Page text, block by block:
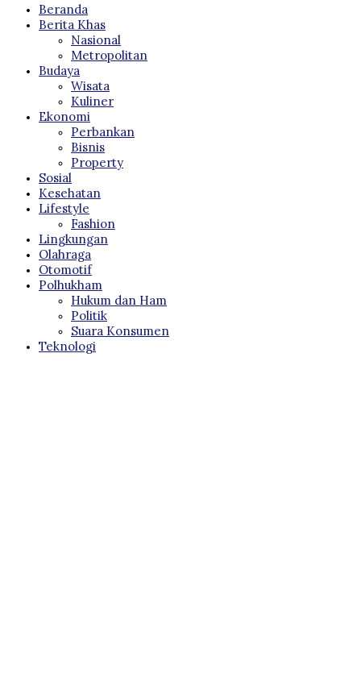
Beranda
Berita Khas
Nasional
Metropolitan
Budaya
Wisata
Kuliner
Ekonomi
Perbankan
Bisnis
Property
Sosial
Kesehatan
Lifestyle
Fashion
Lingkungan
Olahraga
Otomotif
Polhukham
Hukum dan Ham
Politik
Suara Konsumen
Teknologi